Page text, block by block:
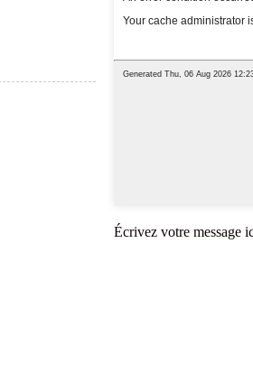
Écrivez votre message